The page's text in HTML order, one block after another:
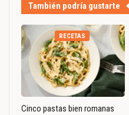
También podría gustarte
RECETAS
Cinco pastas bien romanas